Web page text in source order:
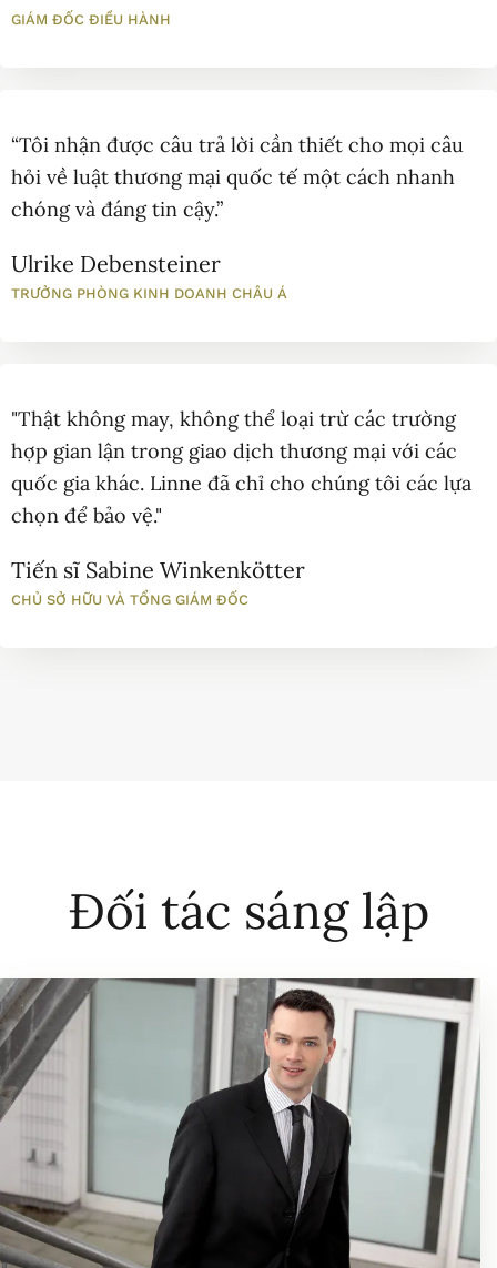
GIÁM ĐỐC ĐIỀU HÀNH
“Tôi nhận được câu trả lời cần thiết cho mọi câu
hỏi về luật thương mại quốc tế một cách nhanh
chóng và đáng tin cậy.”
Ulrike Debensteiner
TRƯỞNG PHÒNG KINH DOANH CHÂU Á
"Thật không may, không thể loại trừ các trường
hợp gian lận trong giao dịch thương mại với các
quốc gia khác. Linne đã chỉ cho chúng tôi các lựa
chọn để bảo vệ."
Tiến sĩ Sabine Winkenkötter
CHỦ SỞ HỮU VÀ TỔNG GIÁM ĐỐC
Đối tác sáng lập